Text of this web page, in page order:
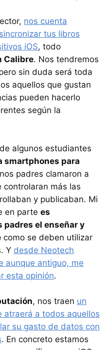
nos cuenta
tus libros
iOS, todo
Calibre. Nos tendremos
sin duda será toda
aquellos que gustan
pueden hacerlo
según la
algunos estudiantes
smartphones para
padres clamaron a
controlaran más las
y publicaban. Mi
en parte es
padres el enseñar y
como se deben utilizar
Y desde Neotech
aunque antiguo, me
esta opinión.
, nos traen un
atraerá a todos aquellos
su gasto de datos con
. En concreto estamos